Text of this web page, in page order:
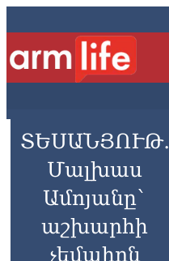
ՏԵՍԱՆՅՈՒԹ․
Մալխաս
Ամոյանը`
աշխարհի
չեմպիոն